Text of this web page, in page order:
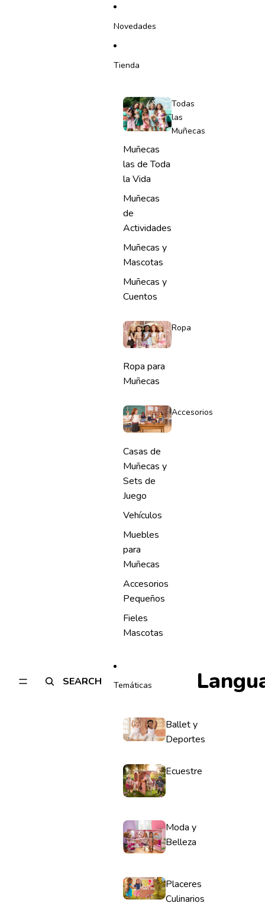
SEARCH
Novedades
Tienda
Todas
las
Muñecas
Muñecas
las de Toda
la Vida
Muñecas
de
Actividades
Muñecas y
Mascotas
Muñecas y
Cuentos
Ropa
Ropa para
Muñecas
Accesorios
Casas de
Muñecas y
Sets de
Juego
Vehículos
Muebles
para
Muñecas
Accesorios
Pequeños
Fieles
Mascotas
Temáticas
Ballet y
Deportes
Ecuestre
Moda y
Belleza
Placeres
Culinarios